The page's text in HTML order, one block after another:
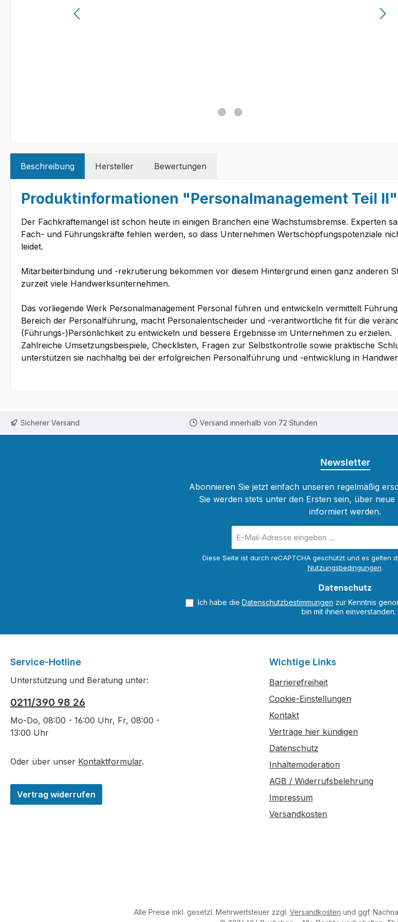
Beschreibung Hersteller Bewertungen
Produktinformationen "Personalmanagement Teil II"
Der Fachkräftemangel ist schon heute in einigen Branchen eine Wachstumsbremse. Experten
Fach- und Führungskräfte fehlen werden, so dass Unternehmen Wertschöpfungspotenziale
leidet.
Mitarbeiterbindung und -rekrutierung bekommen vor diesem Hintergrund einen ganz anderen
zurzeit viele Handwerksunternehmen.
Das vorliegende Werk Personalmanagement Personal führen und entwickeln vermittelt
Bereich der Personalführung, macht Personalentscheider und -verantwortliche fit für die
(Führungs-)Persönlichkeit zu entwickeln und bessere Ergebnisse im Unternehmen zu erzielen.
Zahlreiche Umsetzungsbeispiele, Checklisten, Fragen zur Selbstkontrolle sowie praktische
unterstützen sie nachhaltig bei der erfolgreichen Personalführung und -entwicklung in
Sicherer Versand Versand innerhalb von 72 Stunden
Newsletter
Abonnieren Sie jetzt einfach unseren regelmäßig
Sie werden stets unter den Ersten sein, über
informiert werden.
Mail-
Diese Seite ist durch reCAPTCHA geschützt und es gelten
Nutzungsbedingungen.
Datenschutz
Ich habe die Datenschutzbestimmungen zur Kenntnis
bin mit ihnen einverstanden.
Service-Hotline
Unterstützung und Beratung unter:
0211/390 98 26
Mo-Do, 08:00 - 16:00 Uhr, Fr, 08:00 -
13:00 Uhr
Oder über unser Kontaktformular.
Vertrag widerrufen
Wichtige Links
Barrierefreiheit
Cookie-Einstellungen
Kontakt
Verträge hier kündigen
Datenschutz
Inhaltemoderation
AGB / Widerrufsbelehrung
Impressum
Versandkosten
Alle Preise inkl. gesetzl. Mehrwertsteuer zzgl. Versandkosten und ggf.